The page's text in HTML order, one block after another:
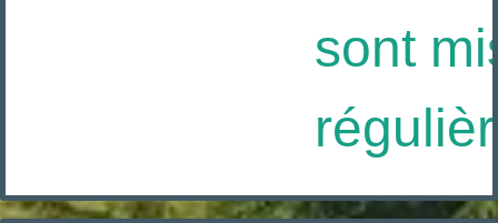
sont